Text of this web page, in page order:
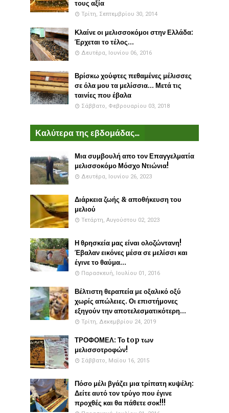
τους αξία
Τρίτη, Σεπτεμβρίου 30, 2014
Κλαίνε οι μελισσοκόμοι στην Ελλάδα:
Έρχεται το τέλος...
Δευτέρα, Ιουνίου 06, 2016
Βρίσκω χούφτες πεθαμένες μέλισσες
σε όλα μου τα μελίσσια... Μετά τις
ταινίες που έβαλα
Σάββατο, Φεβρουαρίου 03, 2018
Καλύτερα της εβδομάδας...
Μια συμβουλή απο τον Επαγγελματία
μελισσοκόμο Μόσχο Ντιώνια!
Δευτέρα, Ιουνίου 26, 2023
Διάρκεια ζωής & αποθήκευση του
μελιού
Τετάρτη, Αυγούστου 02, 2023
Η θρησκεία μας είναι ολοζώντανη!
Έβαλαν εικόνες μέσα σε μελίσσι και
έγινε το θαύμα...
Παρασκευή, Ιουλίου 01, 2016
Βέλτιστη θεραπεία με οξαλικό οξύ
χωρίς απώλειες. Οι επιστήμονες
εξηγούν την αποτελεσματικότερη...
Τρίτη, Δεκεμβρίου 24, 2019
ΤΡΟΦΟΜΕΛ: Το top των
μελισσοτροφών!
Σάββατο, Μαΐου 16, 2015
Πόσο μέλι βγάζει μια τρίπατη κυψέλη:
Δείτε αυτό τον τρύγο που έγινε
προχθές και θα πάθετε σοκ!!!